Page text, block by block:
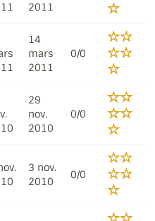
2011
14
mars
2011
0/0
29
nov.
2010
0/0
3 nov.
2010
0/0